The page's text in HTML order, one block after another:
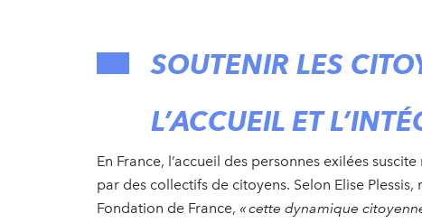
SOUTENIR LES
L’ACCUEIL ET
En France, l’accueil des personnes exilées
par des collectifs de citoyens. Selon Elise
Fondation de France, « cette dynamique